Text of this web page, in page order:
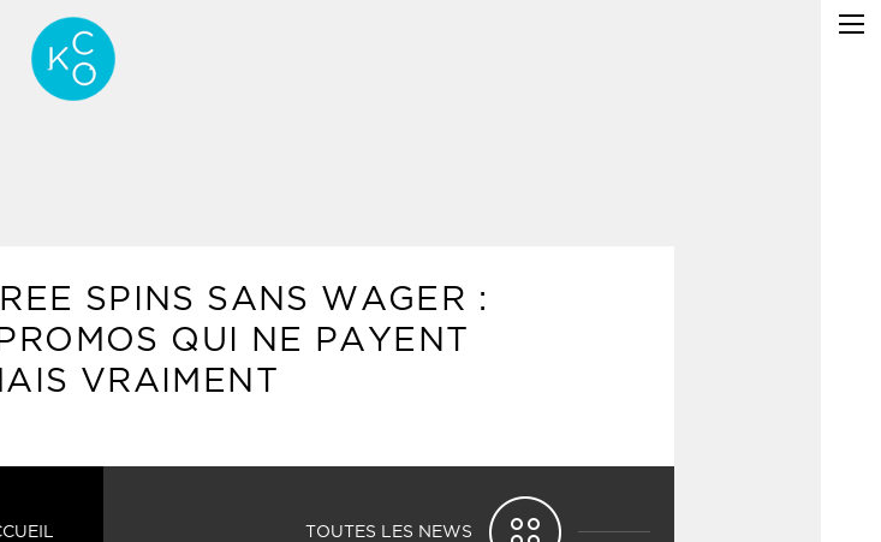
SPINS SANS WAGER :
QUI NE PAYENT
VRAIMENT
TOUTES LES NEWS